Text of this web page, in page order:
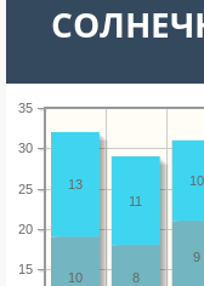
15
20
25
30
35
9
8
10
10
11
13